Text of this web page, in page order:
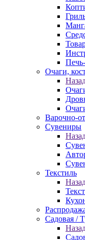
Очаги,
Варочно-
Сувениры
Текстиль
Садовая /